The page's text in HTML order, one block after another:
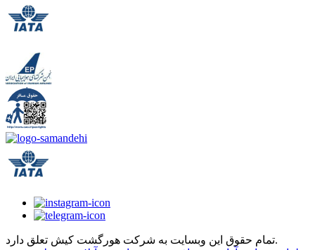
تمام حقوق این وبسایت به شرکت هورگشت کیش تعلق دارد.